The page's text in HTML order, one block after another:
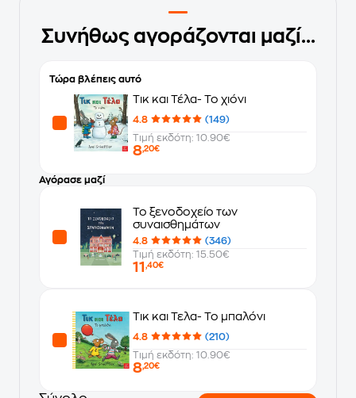
Συνήθως αγοράζονται μαζί...
Τώρα βλέπεις αυτό
Τικ και Τέλα- Το χιόνι
4.8
(149)
Τιμή εκδότη: 10.90€
8,20€
Αγόρασε μαζί
Το ξενοδοχείο των
συναισθημάτων
4.8
(346)
Τιμή εκδότη: 15.50€
11 ,40€
Τικ και Τελα- Το μπαλόνι
4.8
(210)
Τιμή εκδότη: 10.90€
8,20€